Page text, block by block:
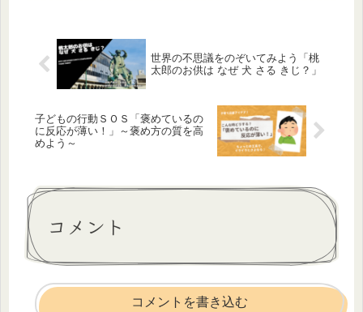
世界の不思議をのぞいてみよう「桃
太郎のお供は なぜ 犬 さる きじ？」
子どもの行動ＳＯＳ「褒めているの
に反応が薄い！」～褒め方の質を高
めよう～
コメント
コメントを書き込む